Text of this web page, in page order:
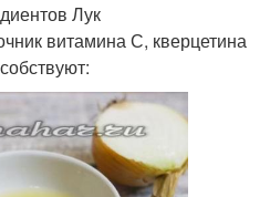
Лук
витамина С, кверцетина